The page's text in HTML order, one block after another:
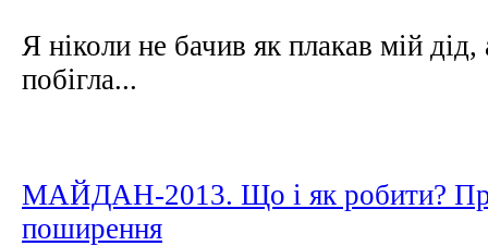
Я ніколи не бачив як плакав мій дід,
побігла...
МАЙДАН-2013. Що і як робити?
поширення